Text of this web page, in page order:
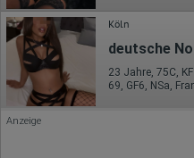
Sprachinformationen
Gerätebestriebssystem
Browser-Typ
Klicks
Domain-Name
Eindeutige Benutzerkennung
Antworten auf Umfragen
Ort der Verarbeitung:
Köln
Anzeige